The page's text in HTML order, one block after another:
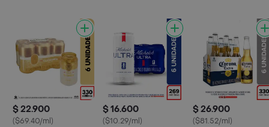
$ 22.900
($69.40/ml)
$ 16.600
($10.29/ml)
$ 26.900
($81.52/ml)